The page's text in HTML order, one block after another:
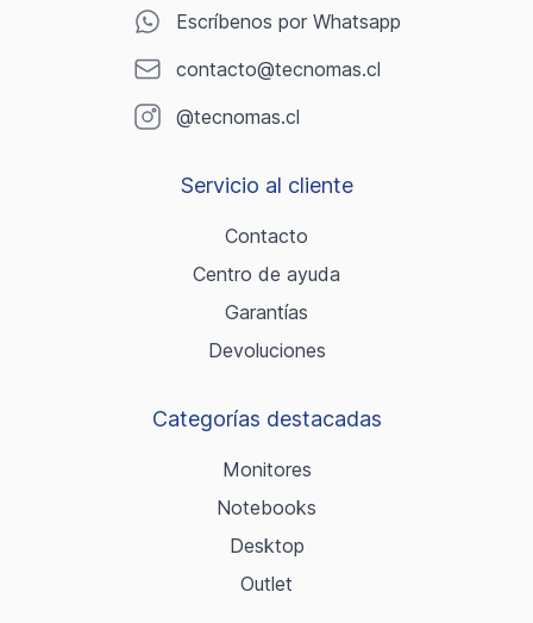
Escríbenos por Whatsapp
contacto@tecnomas.cl
@tecnomas.cl
Servicio al cliente
Contacto
Centro de ayuda
Garantías
Devoluciones
Categorías destacadas
Monitores
Notebooks
Desktop
Outlet